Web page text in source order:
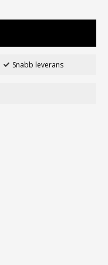
Snabb leverans